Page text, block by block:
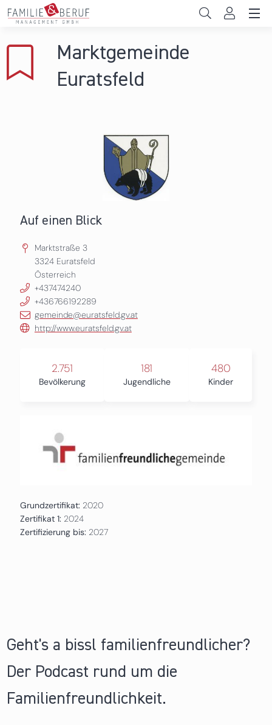
Direkt zum Inhalt
Gemeinden
Marktgemeinde
Euratsfeld
Auf einen Blick
Marktstraße 3
3324 Euratsfeld
Österreich
+437474240
+436766192289
gemeinde@euratsfeld.gv.at
http://www.euratsfeld.gv.at
2.751
Bevölkerung
181
Jugendliche
480
Kinder
Grundzertifikat: 2020
Zertifikat 1: 2024
Zertifizierung bis: 2027
Geht's a bissl familienfreundlicher?
Der Podcast rund um die
Familienfreundlichkeit.